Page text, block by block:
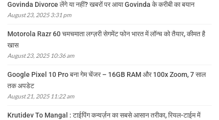
Govinda Divorce लेंगे या नहीं? खबरों पर आया Govinda के करीबी का बयान
August 23, 2025 3:31 pm
Motorola Razr 60 चमचमाता लग्ज़री सेगमेंट फोन भारत में लॉन्च को तैयार, कीमत है
खास
August 23, 2025 10:36 am
Google Pixel 10 Pro बना गेम चेंजर – 16GB RAM और 100x Zoom, 7 साल
तक अपडेट
August 21, 2025 11:22 am
Krutidev To Mangal : टाईपिंग कन्वर्ज़न का सबसे आसान तरीका, रियल-टाईम में